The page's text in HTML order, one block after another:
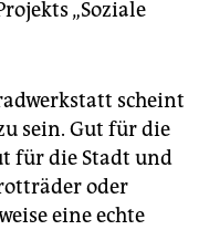
„Soziale
scheint
sein. Gut für die
für die Stadt und
oder
eine echte